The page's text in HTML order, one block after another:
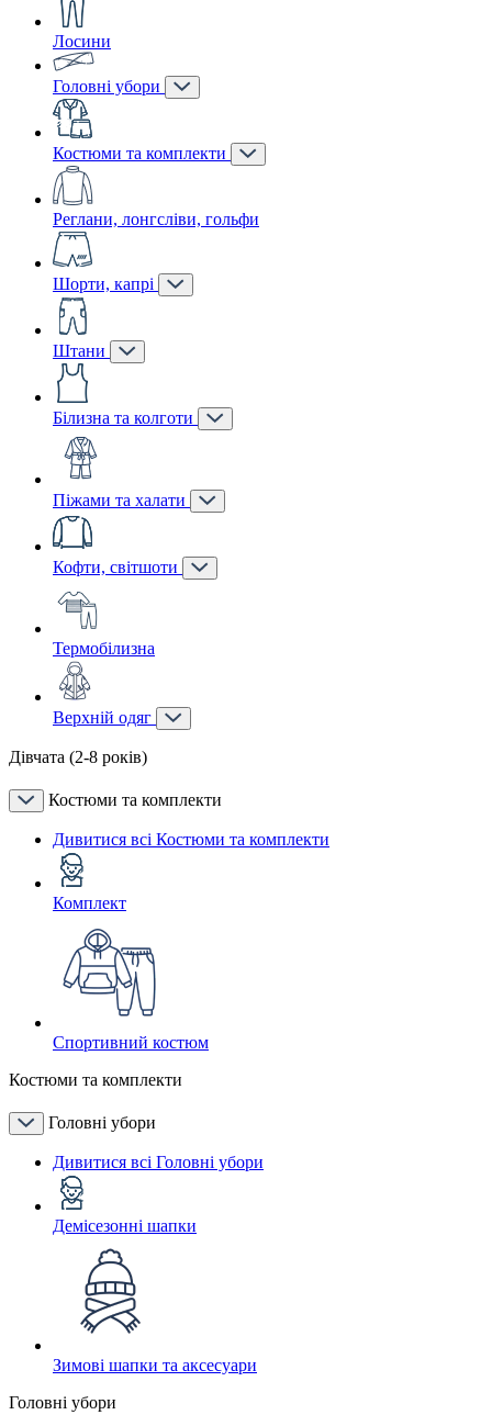
Лосини
Головні убори
Костюми та комплекти
Реглани, лонгсліви, гольфи
Шорти, капрі
Штани
Білизна та колготи
Піжами та халати
Кофти, світшоти
Термобілизна
Верхній одяг
Дівчата (2-8 років)
Костюми та комплекти
Дивитися всі Костюми та комплекти
Комплект
Спортивний костюм
Костюми та комплекти
Головні убори
Дивитися всі Головні убори
Демісезонні шапки
Зимові шапки та аксесуари
Головні убори